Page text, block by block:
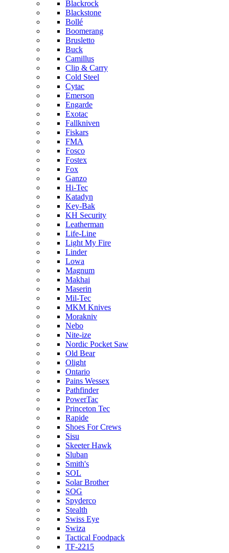
Blackrock
Blackstone
Bollé
Boomerang
Brusletto
Buck
Camillus
Clip & Carry
Cold Steel
Cytac
Emerson
Engarde
Exotac
Fallkniven
Fiskars
FMA
Fosco
Fostex
Fox
Ganzo
Hi-Tec
Katadyn
Key-Bak
KH Security
Leatherman
Life-Line
Light My Fire
Linder
Lowa
Magnum
Makhai
Maserin
Mil-Tec
MKM Knives
Morakniv
Nebo
Nite-ize
Nordic Pocket Saw
Old Bear
Olight
Ontario
Pains Wessex
Pathfinder
PowerTac
Princeton Tec
Rapide
Shoes For Crews
Sisu
Skeeter Hawk
Sluban
Smith's
SOL
Solar Brother
SOG
Spyderco
Stealth
Swiss Eye
Swiza
Tactical Foodpack
TF-2215